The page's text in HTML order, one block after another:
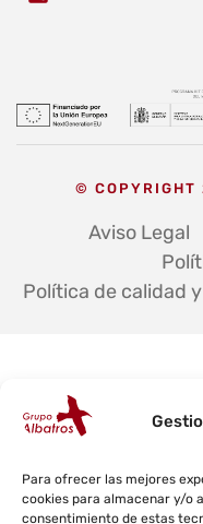
Para ofrecer las mejores
cookies para almacenar y/o
consentimiento de estas
© COPYRIGHT
Aviso Legal
Política de calidad